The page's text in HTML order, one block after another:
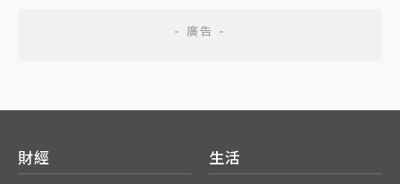
財經 生活